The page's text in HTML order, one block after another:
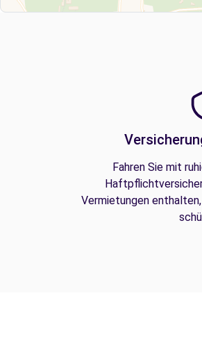
Fahren Sie mit
Vermietungen